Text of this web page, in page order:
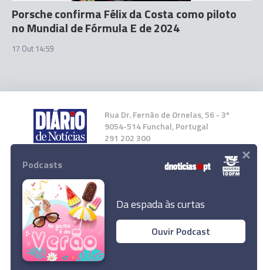
Prémio de Arquitectura da Madeira e Porto
Santo 2023 será entregue segunda-feira a
João Costa Nóbrega
Ler Artigo
Porsche confirma Félix da Costa como piloto
no Mundial de Fórmula E de 2024
17 Out 14:59
Rua Dr. Fernão de Ornelas, 56 - 3º
9054-514 Funchal, Portugal
291 202 300
Instale a nossa App
© 2023 Empresa Diário de Notícias, Lda.
Todos os direitos reservados.
Podcasts
Da espada às curtas
Ouvir Podcast
×